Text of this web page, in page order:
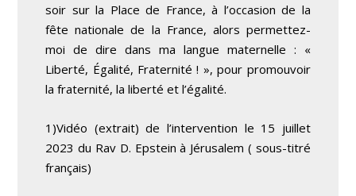
soir sur la Place de France, à l’occasion de la
fête nationale de la France, alors permettez-
moi de dire dans ma langue maternelle : «
Liberté, Égalité, Fraternité ! », pour promouvoir
la fraternité, la liberté et l’égalité.
1)Vidéo (extrait) de l’intervention le 15 juillet
2023 du Rav D. Epstein à Jérusalem ( sous-titré
français)